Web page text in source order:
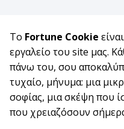
Το Fortune Cookie
εργαλείο του site μας.
πάνω του, σου
τυχαίο, μήνυμα: μια
σοφίας, μια σκέψη που
που χρειαζόσουν